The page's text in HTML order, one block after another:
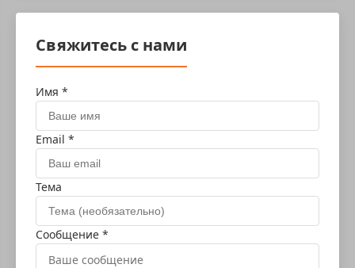
Свяжитесь с нами
Имя *
Email *
Тема
Сообщение *